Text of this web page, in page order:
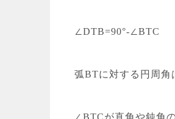
∠DTB=90°-∠BTC
弧BTに対する円周
∠BTCが直角や鈍角